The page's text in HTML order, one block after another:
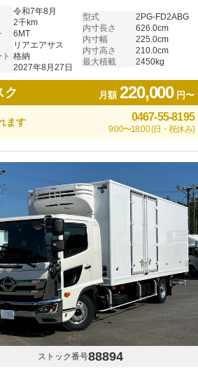
令和7年8月
2千km
6MT
リアエアサス
格納
2027年8月27日
型式
2PG-FD2ABG
内寸長さ
626.0cm
内寸幅
225.0cm
内寸高さ
210.0cm
最大積載
2450kg
ク 月額220,000円〜
ます 0467-55-8195
9:00〜18:00 (日・祝休み)
ストック番号88894